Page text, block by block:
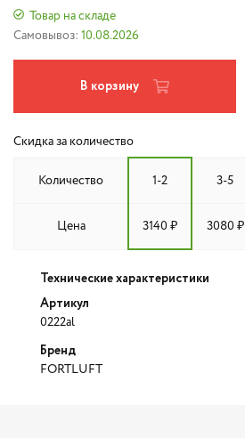
Товар на складе
Самовывоз: 10.08.2026
В корзину
Скидка за количество
Количество 1-2 3-5
Цена 3140 ₽ 3080 ₽
Технические характеристики
Артикул
0222al
Бренд
FORTLUFT